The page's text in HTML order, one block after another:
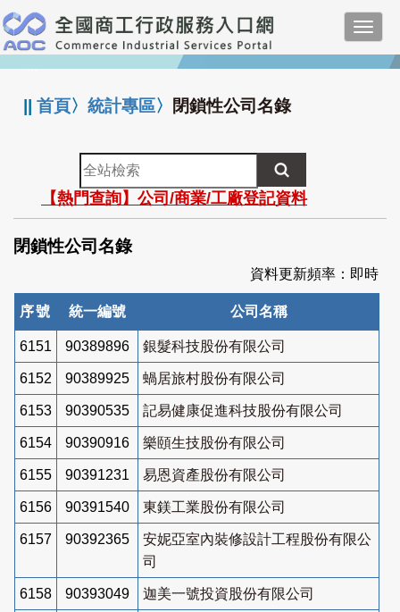
跳
到
主
要
:::
||首頁〉統計專區〉 閉鎖性公司名錄
全
站
檢
索
【熱門查詢】公司/商業/工廠登記資料
閉鎖性公司名錄
資料更新頻率：即時
序號 統一編號 公司名稱
6151 90389896 銀髮科技股份有限公司
6152 90389925 蝸居旅村股份有限公司
6153 90390535 記易健康促進科技股份有限公司
6154 90390916 樂頤生技股份有限公司
6155 90391231 易恩資產股份有限公司
6156 90391540 東鎂工業股份有限公司
6157 90392365
安妮亞室內裝修設計工程股份有限公
司
6158 90393049 迦美一號投資股份有限公司